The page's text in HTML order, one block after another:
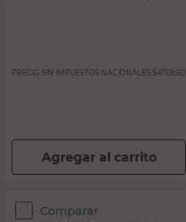
PRECIO SIN IMPUESTOS NACIONALES: $4768,60
Agregar al carrito
Comparar